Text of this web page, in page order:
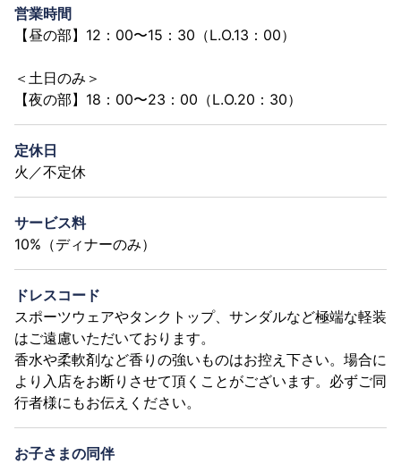
営業時間
【昼の部】12：00〜15：30（L.O.13：00）
＜土日のみ＞
【夜の部】18：00〜23：00（L.O.20：30）
定休日
火／不定休
サービス料
10%（ディナーのみ）
ドレスコード
スポーツウェアやタンクトップ、サンダルなど極端な軽装
はご遠慮いただいております。
香水や柔軟剤など香りの強いものはお控え下さい。場合に
より入店をお断りさせて頂くことがございます。必ずご同
行者様にもお伝えください。
お子さまの同伴